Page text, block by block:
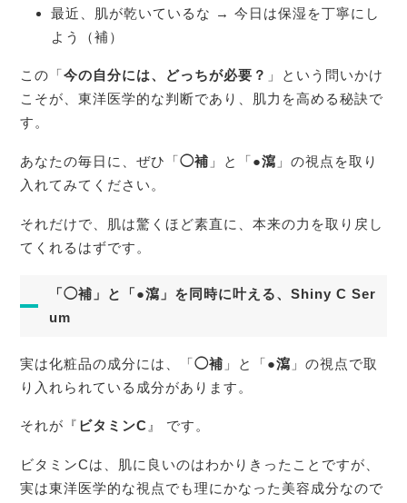
最近、肌が乾いているな → 今日は保湿を丁寧にし
よう（補）
この「今の自分には、どっちが必要？ 」という問いかけ
こそが、東洋医学的な判断であり、肌力を高める秘訣で
す。
あなたの毎日に、ぜひ「◯補 」と「●瀉 」の視点を取り
入れてみてください。
それだけで、肌は驚くほど素直に、本来の力を取り戻し
てくれるはずです。
「◯補」と「●瀉」を同時に叶える、Shiny C Ser
um
実は化粧品の成分には、「◯補 」と「●瀉 」の視点で取
り入れられている成分があります。
それが『 ビタミンC 』 です。
ビタミンCは、肌に良いのはわかりきったことですが、
実は東洋医学的な視点でも理にかなった美容成分なので